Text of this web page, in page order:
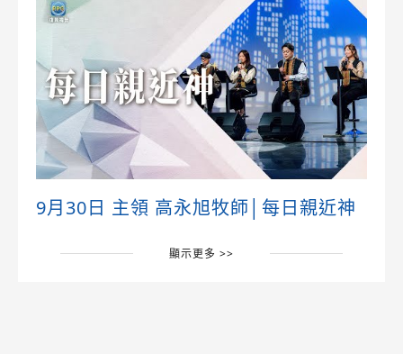
9月30日 主領 高永旭牧師│每日親近神
顯示更多 >>